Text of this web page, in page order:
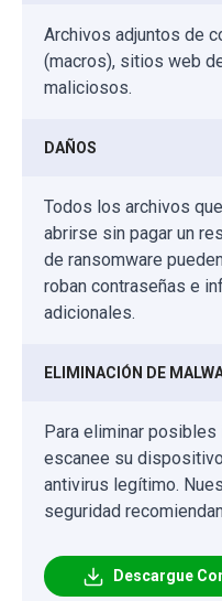
Archivos adjuntos de
(macros), sitios web
maliciosos.
DAÑOS
Todos los archivos
abrirse sin pagar un
de ransomware
roban contraseñas e
adicionales.
ELIMINACIÓN DE
Para eliminar
escanee su
antivirus legítimo.
seguridad
Descargue